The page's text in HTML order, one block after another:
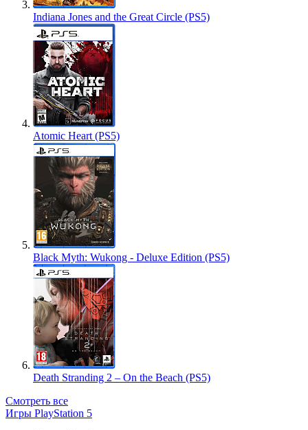
Indiana Jones and the Great Circle (PS5)
Atomic Heart (PS5)
Black Myth: Wukong - Deluxe Edition (PS5)
Death Stranding 2 – On the Beach (PS5)
Смотреть все
Игры PlayStation 5